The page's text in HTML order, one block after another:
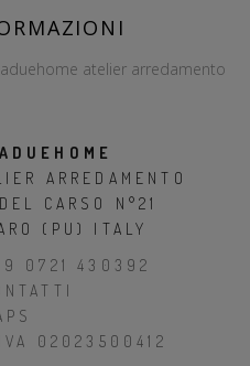
ARREDAMENTO
CARSO N°21
(PU) ITALY
0721 430392
02023500412